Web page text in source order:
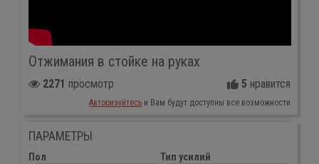
Отжимания в стойке на руках
2271 просмотр 5 нравится
Авторизуйтесь и Вам будут доступны все возможности
ПАРАМЕТРЫ
Пол Тип усилий